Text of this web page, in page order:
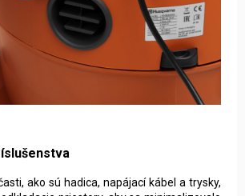
ako sú hadica, napájací kábel a trysky,